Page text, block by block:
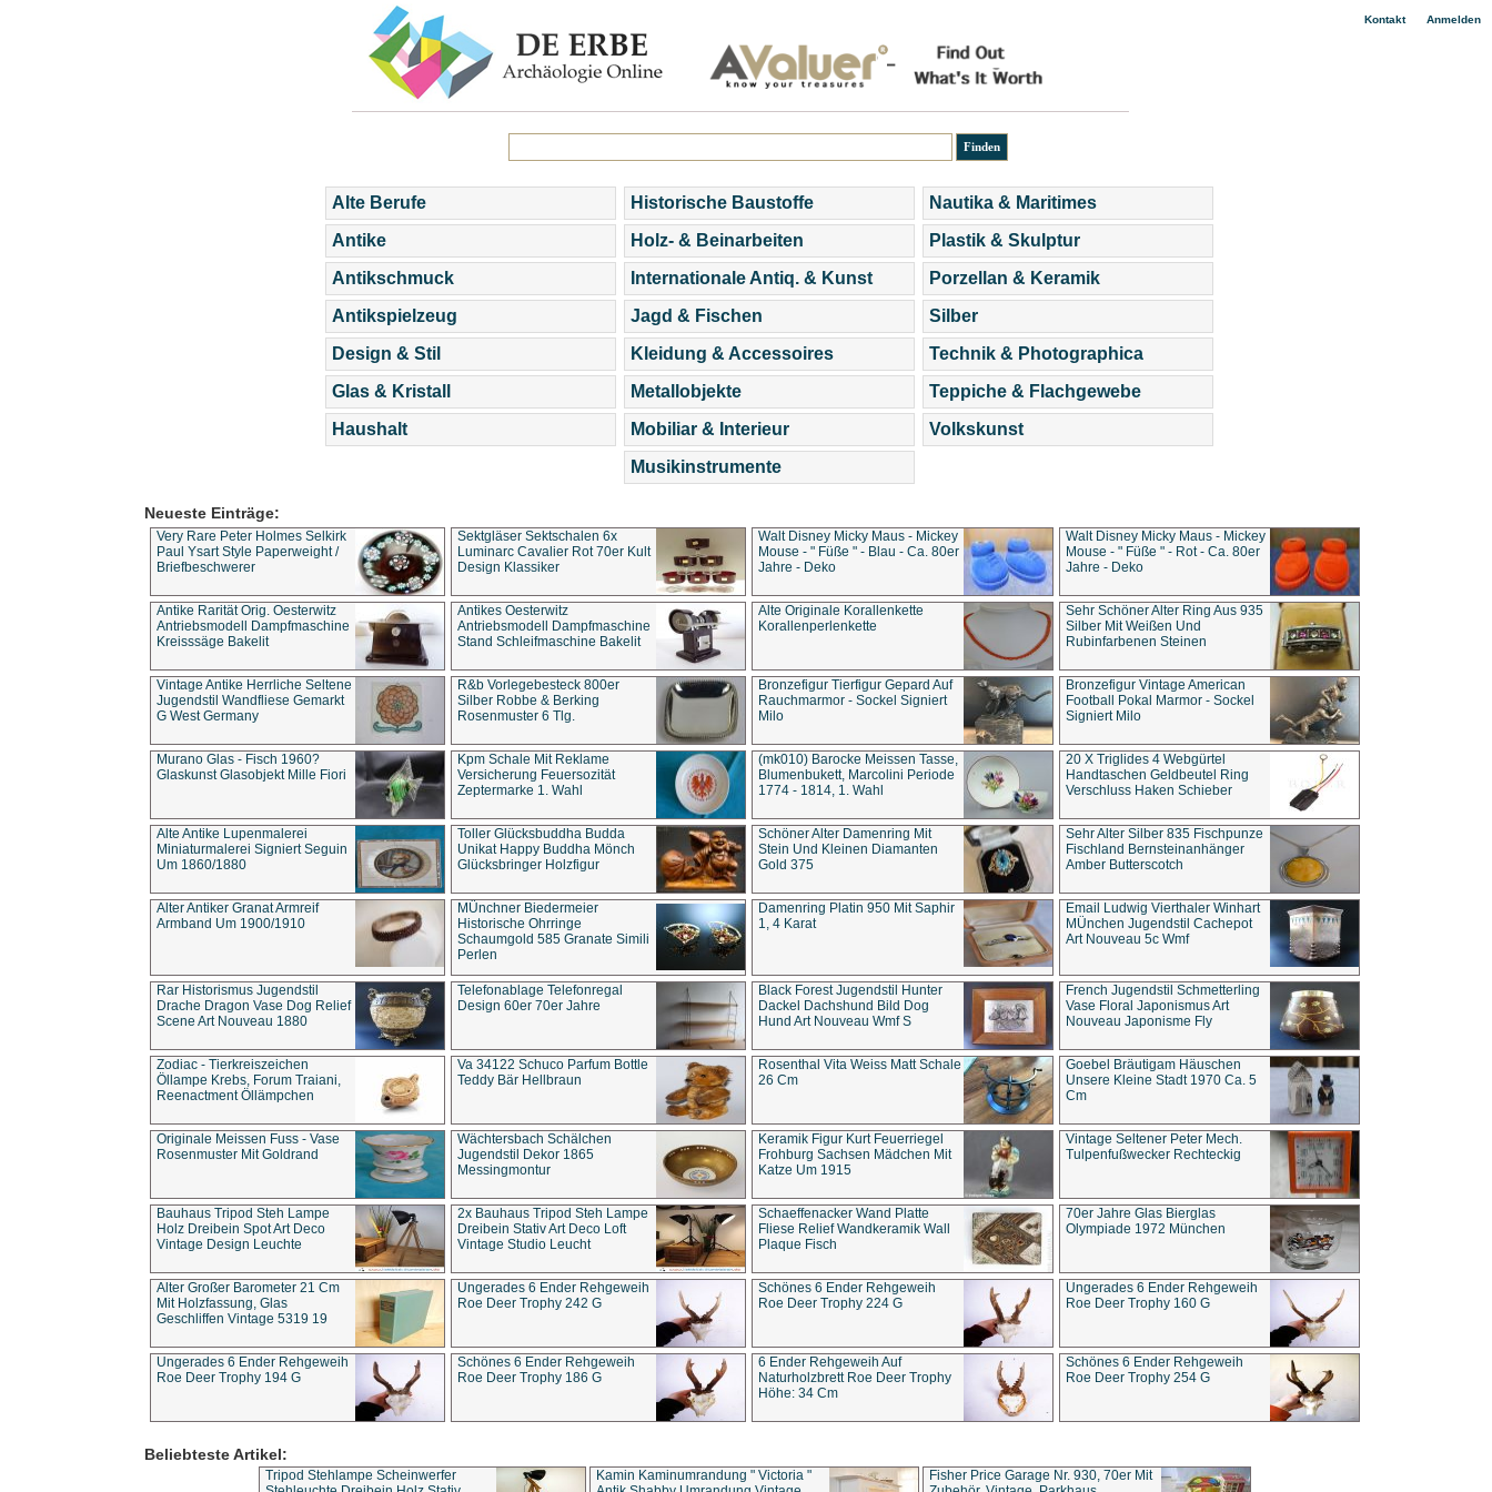
Kontakt| Anmelden
Alte Berufe
Antike
Antikschmuck
Antikspielzeug
Design & Stil
Glas & Kristall
Haushalt
Historische Baustoffe
Holz- & Beinarbeiten
Internationale Antiq. & Kunst
Jagd & Fischen
Kleidung & Accessoires
Metallobjekte
Mobiliar & Interieur
Musikinstrumente
Nautika & Maritimes
Plastik & Skulptur
Porzellan & Keramik
Silber
Technik & Photographica
Teppiche & Flachgewebe
Volkskunst
Neueste Einträge:
Very Rare Peter Holmes Selkirk
Paul Ysart Style Paperweight /
Briefbeschwerer
Sektgläser Sektschalen 6x
Luminarc Cavalier Rot 70er Kult
Design Klassiker
Walt Disney Micky Maus - Mickey
Mouse - " Füße " - Blau - Ca. 80er
Jahre - Deko
Walt Disney Micky Maus - Mickey
Mouse - " Füße " - Rot - Ca. 80er
Jahre - Deko
Antike Rarität Orig. Oesterwitz
Antriebsmodell Dampfmaschine
Kreisssäge Bakelit
Antikes Oesterwitz
Antriebsmodell Dampfmaschine
Stand Schleifmaschine Bakelit
Alte Originale Korallenkette
Korallenperlenkette
Sehr Schöner Alter Ring Aus 935
Silber Mit Weißen Und
Rubinfarbenen Steinen
Vintage Antike Herrliche Seltene
Jugendstil Wandfliese Gemarkt
G West Germany
R&b Vorlegebesteck 800er
Silber Robbe & Berking
Rosenmuster 6 Tlg.
Bronzefigur Tierfigur Gepard Auf
Rauchmarmor - Sockel Signiert
Milo
Bronzefigur Vintage American
Football Pokal Marmor - Sockel
Signiert Milo
Murano Glas - Fisch 1960?
Glaskunst Glasobjekt Mille Fiori
Kpm Schale Mit Reklame
Versicherung Feuersozität
Zeptermarke 1. Wahl
(mk010) Barocke Meissen Tasse,
Blumenbukett, Marcolini Periode
1774 - 1814, 1. Wahl
20 X Triglides 4 Webgürtel
Handtaschen Geldbeutel Ring
Verschluss Haken Schieber
Alte Antike Lupenmalerei
Miniaturmalerei Signiert Seguin
Um 1860/1880
Toller Glücksbuddha Budda
Unikat Happy Buddha Mönch
Glücksbringer Holzfigur
Schöner Alter Damenring Mit
Stein Und Kleinen Diamanten
Gold 375
Sehr Alter Silber 835 Fischpunze
Fischland Bernsteinanhänger
Amber Butterscotch
Alter Antiker Granat Armreif
Armband Um 1900/1910
MÜnchner Biedermeier
Historische Ohrringe
Schaumgold 585 Granate Simili
Perlen
Damenring Platin 950 Mit Saphir
1, 4 Karat
Email Ludwig Vierthaler Winhart
MÜnchen Jugendstil Cachepot
Art Nouveau 5c Wmf
Rar Historismus Jugendstil
Drache Dragon Vase Dog Relief
Scene Art Nouveau 1880
Telefonablage Telefonregal
Design 60er 70er Jahre
Black Forest Jugendstil Hunter
Dackel Dachshund Bild Dog
Hund Art Nouveau Wmf S
French Jugendstil Schmetterling
Vase Floral Japonismus Art
Nouveau Japonisme Fly
Zodiac - Tierkreiszeichen
Öllampe Krebs, Forum Traiani,
Reenactment Öllämpchen
Va 34122 Schuco Parfum Bottle
Teddy Bär Hellbraun
Rosenthal Vita Weiss Matt Schale
26 Cm
Goebel Bräutigam Häuschen
Unsere Kleine Stadt 1970 Ca. 5
Cm
Originale Meissen Fuss - Vase
Rosenmuster Mit Goldrand
Wächtersbach Schälchen
Jugendstil Dekor 1865
Messingmontur
Keramik Figur Kurt Feuerriegel
Frohburg Sachsen Mädchen Mit
Katze Um 1915
Vintage Seltener Peter Mech.
Tulpenfußwecker Rechteckig
Bauhaus Tripod Steh Lampe
Holz Dreibein Spot Art Deco
Vintage Design Leuchte
2x Bauhaus Tripod Steh Lampe
Dreibein Stativ Art Deco Loft
Vintage Studio Leucht
Schaeffenacker Wand Platte
Fliese Relief Wandkeramik Wall
Plaque Fisch
70er Jahre Glas Bierglas
Olympiade 1972 München
Alter Großer Barometer 21 Cm
Mit Holzfassung, Glas
Geschliffen Vintage 5319 19
Ungerades 6 Ender Rehgeweih
Roe Deer Trophy 242 G
Schönes 6 Ender Rehgeweih
Roe Deer Trophy 224 G
Ungerades 6 Ender Rehgeweih
Roe Deer Trophy 160 G
Ungerades 6 Ender Rehgeweih
Roe Deer Trophy 194 G
Schönes 6 Ender Rehgeweih
Roe Deer Trophy 186 G
6 Ender Rehgeweih Auf
Naturholzbrett Roe Deer Trophy
Höhe: 34 Cm
Schönes 6 Ender Rehgeweih
Roe Deer Trophy 254 G
Beliebteste Artikel:
Tripod Stehlampe Scheinwerfer
Kamin Kaminumrandung " Victoria "
Fisher Price Garage Nr. 930, 70er Mit